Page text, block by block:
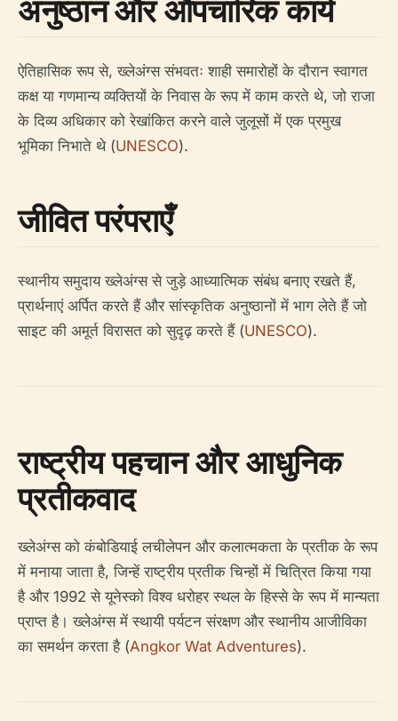
अनुष्ठान और औपचारिक कार्य
ऐतिहासिक रूप से, ख्लेअंग्स संभवतः शाही समारोहों के दौरान स्वागत
कक्ष या गणमान्य व्यक्तियों के निवास के रूप में काम करते थे, जो राजा
के दिव्य अधिकार को रेखांकित करने वाले जुलूसों में एक प्रमुख
भूमिका निभाते थे (UNESCO).
जीवित परंपराएँ
स्थानीय समुदाय ख्लेअंग्स से जुड़े आध्यात्मिक संबंध बनाए रखते हैं,
प्रार्थनाएं अर्पित करते हैं और सांस्कृतिक अनुष्ठानों में भाग लेते हैं जो
साइट की अमूर्त विरासत को सुदृढ़ करते हैं (UNESCO).
राष्ट्रीय पहचान और आधुनिक
प्रतीकवाद
ख्लेअंग्स को कंबोडियाई लचीलेपन और कलात्मकता के प्रतीक के रूप
में मनाया जाता है, जिन्हें राष्ट्रीय प्रतीक चिन्हों में चित्रित किया गया
है और 1992 से यूनेस्को विश्व धरोहर स्थल के हिस्से के रूप में मान्यता
प्राप्त है। ख्लेअंग्स में स्थायी पर्यटन संरक्षण और स्थानीय आजीविका
का समर्थन करता है (Angkor Wat Adventures).